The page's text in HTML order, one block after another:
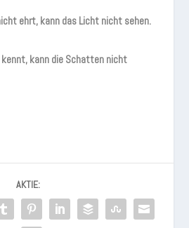
ehrt, kann das Licht nicht sehen.
kann die Schatten nicht
AKTIE: